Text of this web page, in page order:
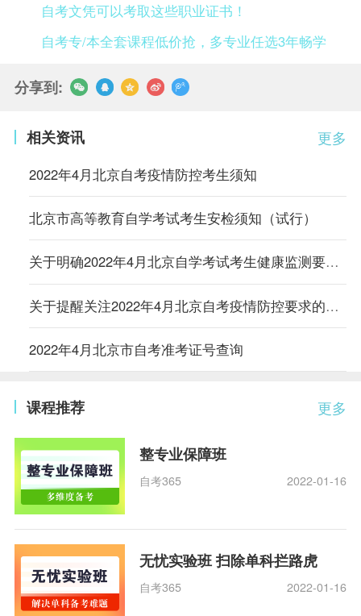
自考文凭可以考取这些职业证书！
自考专/本全套课程低价抢，多专业任选3年畅学
分享到:
更多
相关资讯
2022年4月北京自考疫情防控考生须知
北京市高等教育自学考试考生安检须知（试行）
关于明确2022年4月北京自学考试考生健康监测要求的通知
关于提醒关注2022年4月北京自考疫情防控要求的通知
2022年4月北京市自考准考证号查询
更多
课程推荐
整专业保障班
自考365 2022-01-16
无忧实验班 扫除单科拦路虎
自考365 2022-01-16